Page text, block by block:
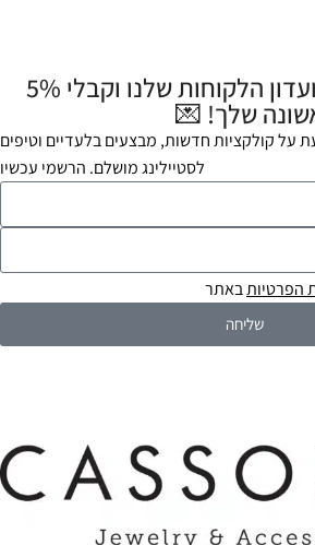
הצטרפי עכשיו למועדון הלקוחות שלנו וקבלי 5%
שלך! 💌
על קולקציות חדשות, מבצעים בלעדיים וטיפים
לסטיילינג מושלם. הרשמי עכשיו
הפרטיותבאתר
שליחה